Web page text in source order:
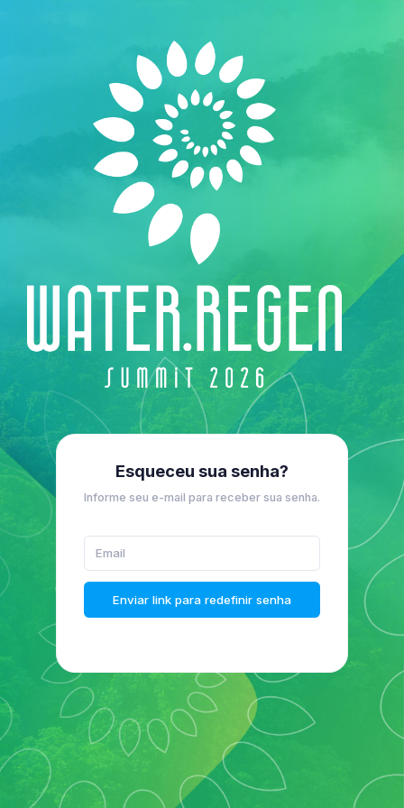
Esqueceu sua senha?
Informe seu e-mail para receber sua senha.
Enviar link para redefinir senha